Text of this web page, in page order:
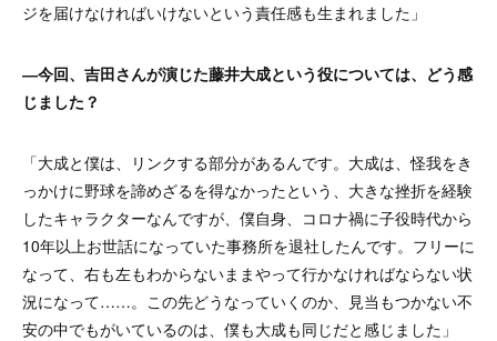
ジを届けなければいけないという責任感も生まれました」
―今回、吉田さんが演じた藤井大成という役については、どう感
じました？
「大成と僕は、リンクする部分があるんです。大成は、怪我をき
っかけに野球を諦めざるを得なかったという、大きな挫折を経験
したキャラクターなんですが、僕自身、コロナ禍に子役時代から
10年以上お世話になっていた事務所を退社したんです。フリーに
なって、右も左もわからないままやって行かなければならない状
況になって……。この先どうなっていくのか、見当もつかない不
安の中でもがいているのは、僕も大成も同じだと感じました」